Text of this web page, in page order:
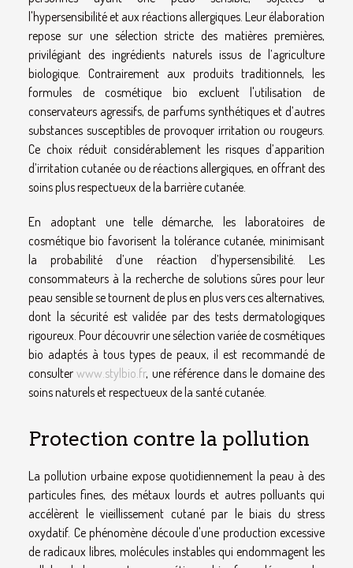
l'hypersensibilité et aux réactions allergiques. Leur élaboration
repose sur une sélection stricte des matières premières,
privilégiant des ingrédients naturels issus de l’agriculture
biologique. Contrairement aux produits traditionnels, les
formules de cosmétique bio excluent l'utilisation de
conservateurs agressifs, de parfums synthétiques et d’autres
substances susceptibles de provoquer irritation ou rougeurs.
Ce choix réduit considérablement les risques d’apparition
d’irritation cutanée ou de réactions allergiques, en offrant des
soins plus respectueux de la barrière cutanée.
En adoptant une telle démarche, les laboratoires de
cosmétique bio favorisent la tolérance cutanée, minimisant
la probabilité d’une réaction d’hypersensibilité. Les
consommateurs à la recherche de solutions sûres pour leur
peau sensible se tournent de plus en plus vers ces alternatives,
dont la sécurité est validée par des tests dermatologiques
rigoureux. Pour découvrir une sélection variée de cosmétiques
bio adaptés à tous types de peaux, il est recommandé de
consulterwww.stylbio.fr, une référence dans le domaine des
soins naturels et respectueux de la santé cutanée.
Protection contre la pollution
La pollution urbaine expose quotidiennement la peau à des
particules fines, des métaux lourds et autres polluants qui
accélèrent le vieillissement cutané par le biais du stress
oxydatif. Ce phénomène découle d'une production excessive
de radicaux libres, molécules instables qui endommagent les